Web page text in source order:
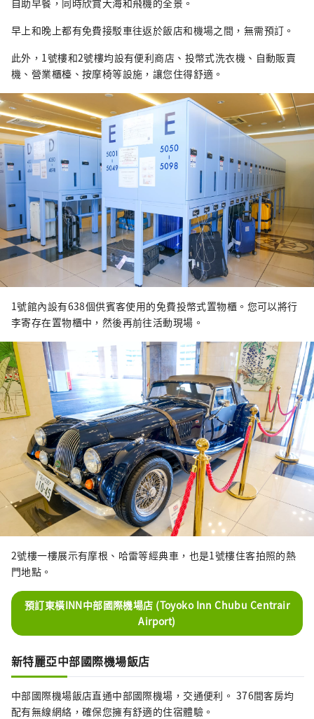
早上和晚上都有免費接駁車往返於飯店和機場之間，無需預訂。
此外，1號樓和2號樓均設有便利商店、投幣式洗衣機、自動販賣
機、營業櫃檯、按摩椅等設施，讓您住得舒適。
1號館內設有638個供賓客使用的免費投幣式置物櫃。您可以將行
李寄存在置物櫃中，然後再前往活動現場。
2號樓一樓展示有摩根、哈雷等經典車，也是1號樓住客拍照的熱
門地點。
預訂東橫INN中部國際機場店 (Toyoko Inn Chubu Centrair
Airport)
新特麗亞中部國際機場飯店
中部國際機場飯店直通中部國際機場，交通便利。 376間客房均
配有無線網絡，確保您擁有舒適的住宿體驗。